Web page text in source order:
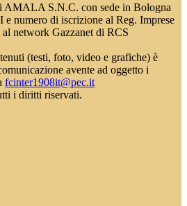
AMALA S.N.C. con sede in Bologna
numero di iscrizione al Reg. Imprese
network Gazzanet di RCS
(testi, foto, video e grafiche) è
avente ad oggetto i
fcinter1908it@pec.it
i diritti riservati.